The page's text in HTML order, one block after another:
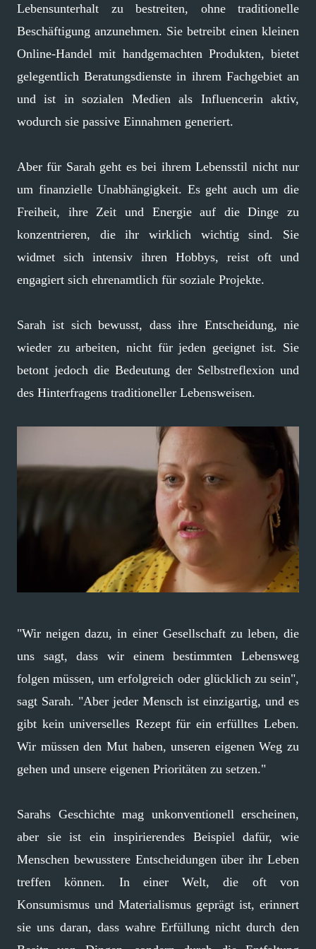
Lebensunterhalt zu bestreiten, ohne traditionelle
Beschäftigung anzunehmen. Sie betreibt einen kleinen
Online-Handel mit handgemachten Produkten, bietet
gelegentlich Beratungsdienste in ihrem Fachgebiet an
und ist in sozialen Medien als Influencerin aktiv,
wodurch sie passive Einnahmen generiert.
Aber für Sarah geht es bei ihrem Lebensstil nicht nur
um finanzielle Unabhängigkeit. Es geht auch um die
Freiheit, ihre Zeit und Energie auf die Dinge zu
konzentrieren, die ihr wirklich wichtig sind. Sie
widmet sich intensiv ihren Hobbys, reist oft und
engagiert sich ehrenamtlich für soziale Projekte.
Sarah ist sich bewusst, dass ihre Entscheidung, nie
wieder zu arbeiten, nicht für jeden geeignet ist. Sie
betont jedoch die Bedeutung der Selbstreflexion und
des Hinterfragens traditioneller Lebensweisen.
"Wir neigen dazu, in einer Gesellschaft zu leben, die
uns sagt, dass wir einem bestimmten Lebensweg
folgen müssen, um erfolgreich oder glücklich zu sein",
sagt Sarah. "Aber jeder Mensch ist einzigartig, und es
gibt kein universelles Rezept für ein erfülltes Leben.
Wir müssen den Mut haben, unseren eigenen Weg zu
gehen und unsere eigenen Prioritäten zu setzen."
Sarahs Geschichte mag unkonventionell erscheinen,
aber sie ist ein inspirierendes Beispiel dafür, wie
Menschen bewusstere Entscheidungen über ihr Leben
treffen können. In einer Welt, die oft von
Konsumismus und Materialismus geprägt ist, erinnert
sie uns daran, dass wahre Erfüllung nicht durch den